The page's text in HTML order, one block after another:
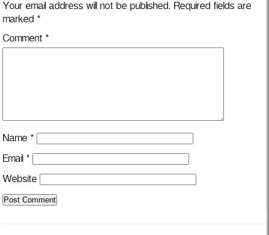
Your email address will not be published. Required fields are
marked *
Comment *
Name *
Email *
Website